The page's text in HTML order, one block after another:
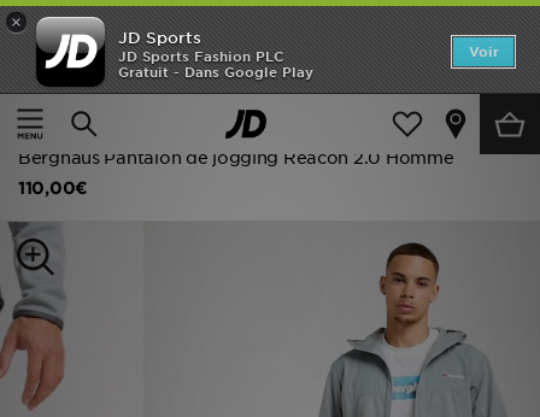
×
JD Sports
JD Sports Fashion PLC
Gratuit - Dans Google Play
Voir
Accueil
Homme
Vêtements Homme
Berghaus Pantalon de jogging Reacon 2.0 Homme
110,00€
Accueil
Nouveautés
Homme
Enfant
Collections
Marques